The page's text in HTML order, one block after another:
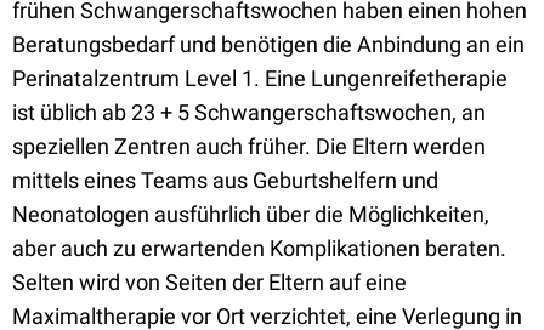
frühen Schwangerschaftswochen haben einen hohen
Beratungsbedarf und benötigen die Anbindung an ein
Perinatalzentrum Level 1. Eine Lungenreifetherapie
ist üblich ab 23 + 5 Schwangerschaftswochen, an
speziellen Zentren auch früher. Die Eltern werden
mittels eines Teams aus Geburtshelfern und
Neonatologen ausführlich über die Möglichkeiten,
aber auch zu erwartenden Komplikationen beraten.
Selten wird von Seiten der Eltern auf eine
Maximaltherapie vor Ort verzichtet, eine Verlegung in